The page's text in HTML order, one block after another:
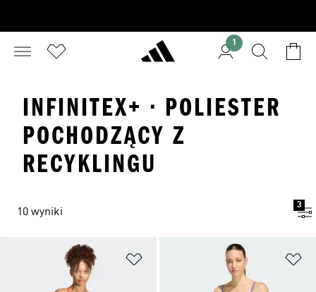
1
INFINITEX+ · POLIESTER
POCHODZĄCY Z
RECYKLINGU
10 wyniki
3
Dodaj do listy życzeń